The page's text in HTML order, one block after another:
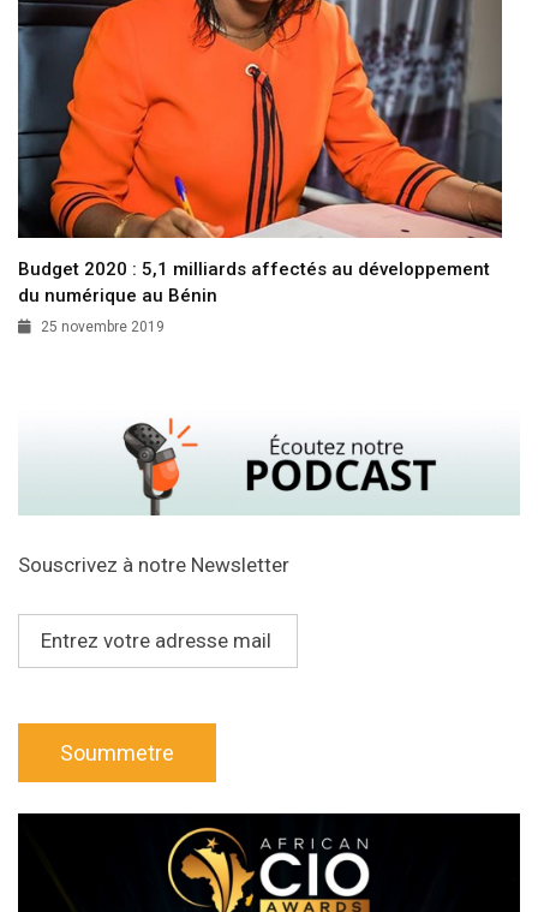
Budget 2020 : 5,1 milliards affectés au développement
du numérique au Bénin
25 novembre 2019
Souscrivez à notre Newsletter